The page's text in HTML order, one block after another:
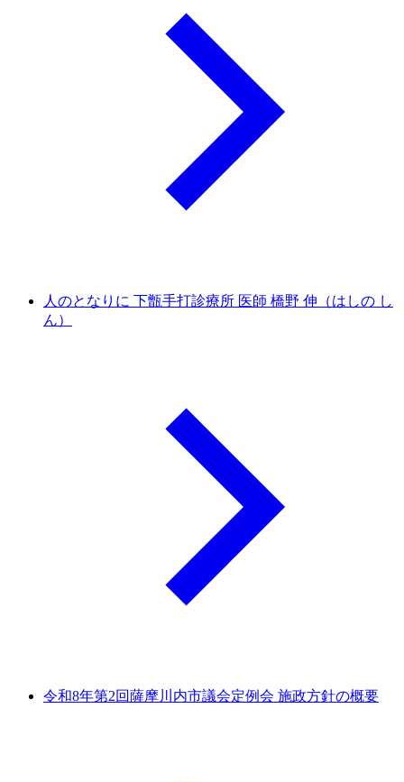
人のとなりに 下甑手打診療所 医師 橋野 伸（はしの し
ん）
令和8年第2回薩摩川内市議会定例会 施政方針の概要